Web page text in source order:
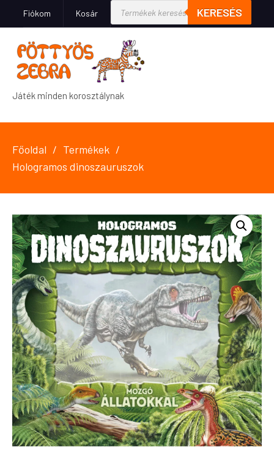
Fiókom Kosár KERESÉS
Játék minden korosztálynak
Főoldal
Termékek
Hologramos dinoszauruszok